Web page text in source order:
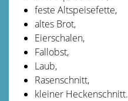
feste Altspeisefette,
altes Brot,
Eierschalen,
Fallobst,
Laub,
Rasenschnitt,
kleiner Heckenschnitt.